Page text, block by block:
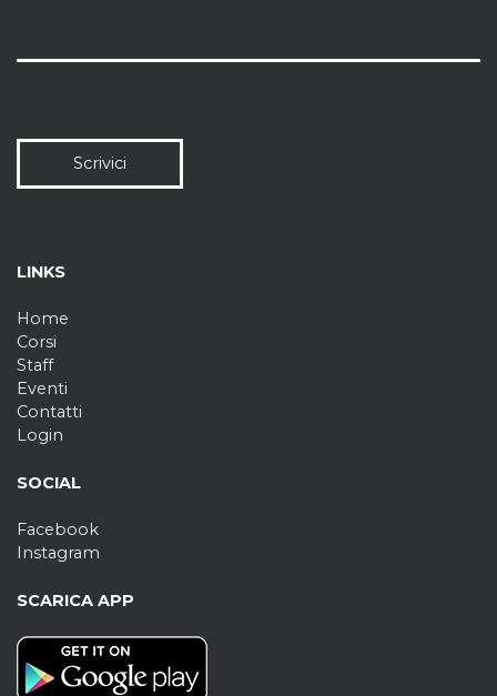
Scrivici
LINKS
Home
Corsi
Staff
Eventi
Contatti
Login
SOCIAL
Facebook
Instagram
SCARICA APP